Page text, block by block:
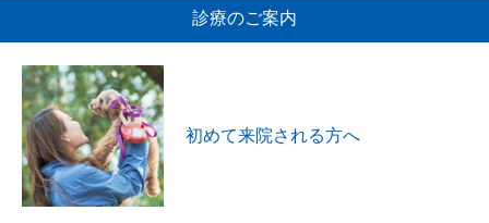
診療のご案内
初めて来院される方へ